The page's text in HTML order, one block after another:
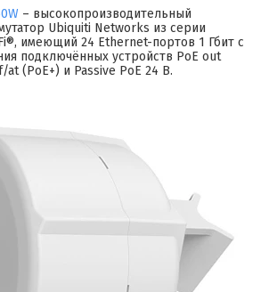
– высокопроизводительный
Ubiquiti Networks из серии
имеющий 24 Ethernet-портов 1 Гбит с
подключённых устройств PoE out
at (PoE+) и Passive PoE 24 В.